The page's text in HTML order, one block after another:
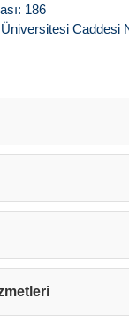
186
Üniversitesi